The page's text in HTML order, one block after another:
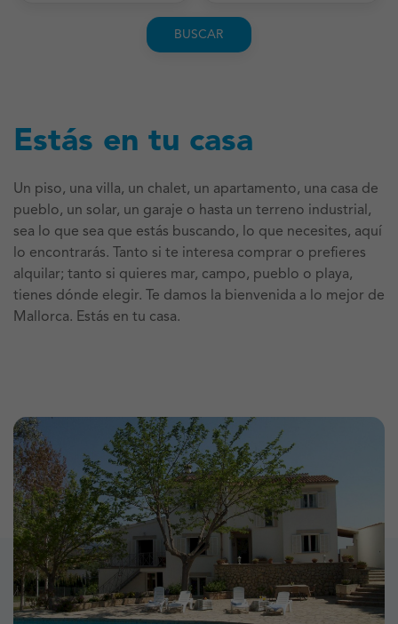
BUSCAR
Estás en tu casa
Un piso, una villa, un chalet, un apartamento, una casa de
pueblo, un solar, un garaje o hasta un terreno industrial,
sea lo que sea que estás buscando, lo que necesites, aquí
lo encontrarás. Tanto si te interesa comprar o prefieres
alquilar; tanto si quieres mar, campo, pueblo o playa,
tienes dónde elegir. Te damos la bienvenida a lo mejor de
Mallorca. Estás en tu casa.